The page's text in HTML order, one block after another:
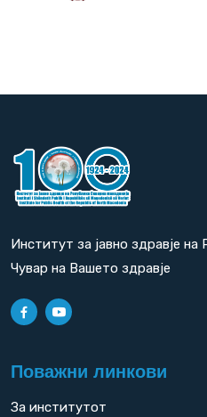
Институт за јавно здравје
Чувар на Вашето здравје
Поважни линкови
За институтот